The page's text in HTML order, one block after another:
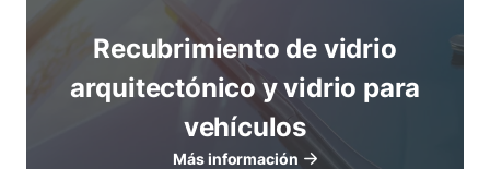
Recubrimiento de vidrio
arquitectónico y vidrio para
vehículos
Más información